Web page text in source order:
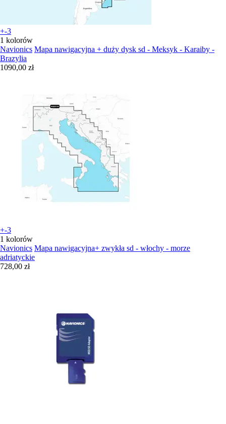
+-3
1 kolorów
Navionics Mapa nawigacyjna + duży dysk sd - Meksyk - Karaiby -
Brazylia
1090,00 zł
+-3
1 kolorów
Navionics Mapa nawigacyjna+ zwykła sd - włochy - morze
adriatyckie
728,00 zł